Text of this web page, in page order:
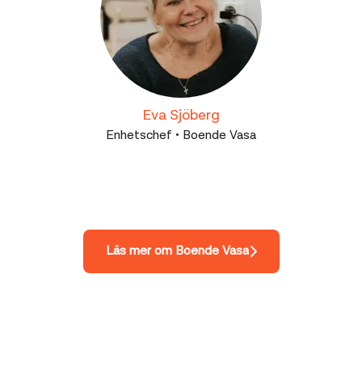
Eva Sjöberg
Enhetschef • Boende Vasa
Läs mer om Boende Vasa